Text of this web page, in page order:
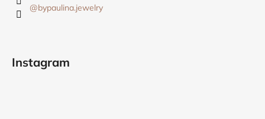
@bypaulina.jewelry
Instagram